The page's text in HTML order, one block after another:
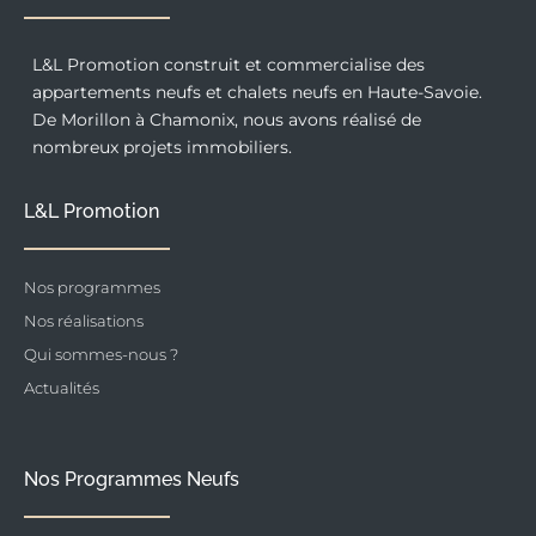
L&L Promotion construit et commercialise des
appartements neufs et chalets neufs en Haute-Savoie.
De Morillon à Chamonix, nous avons réalisé de
nombreux projets immobiliers.
L&L Promotion
Nos programmes
Nos réalisations
Qui sommes-nous ?
Actualités
Nos Programmes Neufs